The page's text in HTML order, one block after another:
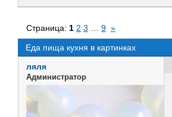
Еда пища кухня в картинках
Страница: 1 2 3 9 »
ляля
Администратор